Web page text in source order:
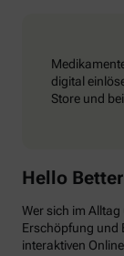
digital
Store und
Hello
Wer sich im
Erschöpfung und
interaktiven